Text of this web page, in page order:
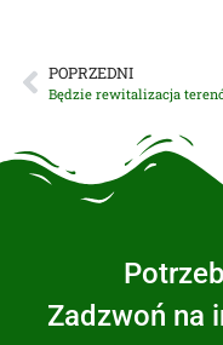
POPRZEDNI
Zadzwoń na